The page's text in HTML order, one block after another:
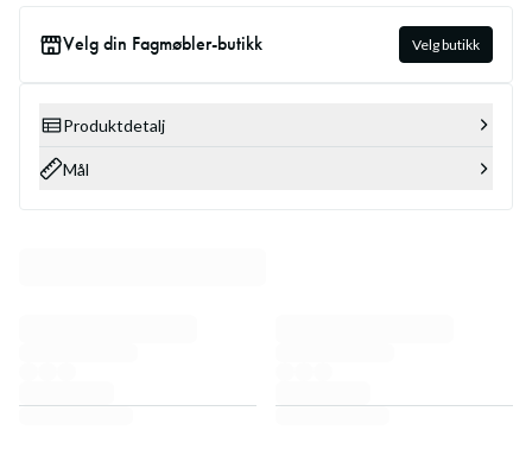
Velg din Fagmøbler-butikk Velg butikk
Produktdetalj
Mål